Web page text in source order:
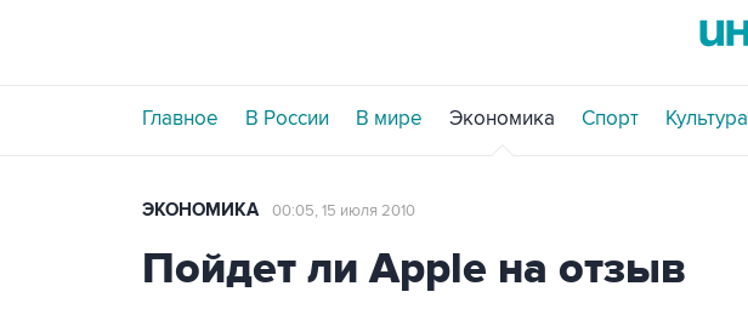
Главное В России В мире Экономика Спорт Культура
ЭКОНОМИКА 00:05, 15 июля 2010
Пойдет ли Apple на отзыв